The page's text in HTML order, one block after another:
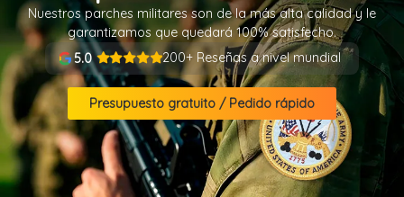
Nuestros parches militares son de la más alta calidad y le
garantizamos que quedará 100% satisfecho.
5.0
200+ Reseñas a nivel mundial
Presupuesto gratuito / Pedido rápido